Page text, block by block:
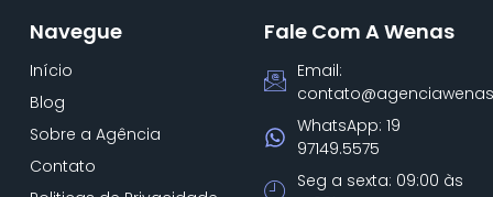
Navegue
Início
Blog
Sobre a Agência
Contato
Fale Com A Wenas
Email:
WhatsApp: 19
97149.5575
Seg a sexta: 09:00 às